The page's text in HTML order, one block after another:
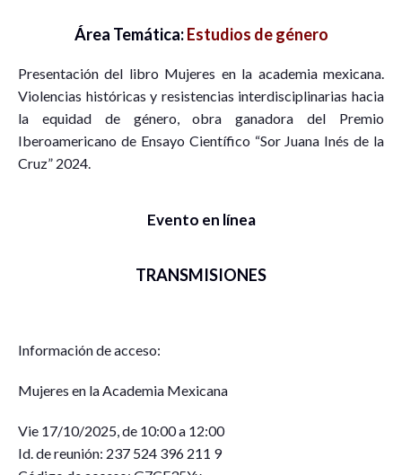
Área Temática:Estudios de género
Presentación del libro Mujeres en la academia mexicana.
Violencias históricas y resistencias interdisciplinarias hacia
la equidad de género, obra ganadora del Premio
Iberoamericano de Ensayo Científico “Sor Juana Inés de la
Cruz” 2024.
Evento en línea
TRANSMISIONES
Información de acceso:
Mujeres en la Academia Mexicana
Vie 17/10/2025, de 10:00 a 12:00
Id. de reunión: 237 524 396 211 9